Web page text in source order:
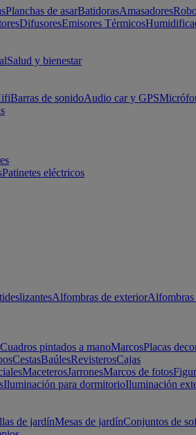
Planchas de asarBatidorasAmasadores
DifusoresEmisores Térmicos
Salud y bienestar
Barras de sonidoAudio car y GPS
Patinetes eléctricos
Alfombras de exteriorAlfombras
Cuadros pintados a manoMarcosPlacas
CestasBaúlesRevisterosCajas
MaceterosJarronesMarcos de fotos
Iluminación para dormitorioIluminación
de jardínMesas de jardínConjuntos de